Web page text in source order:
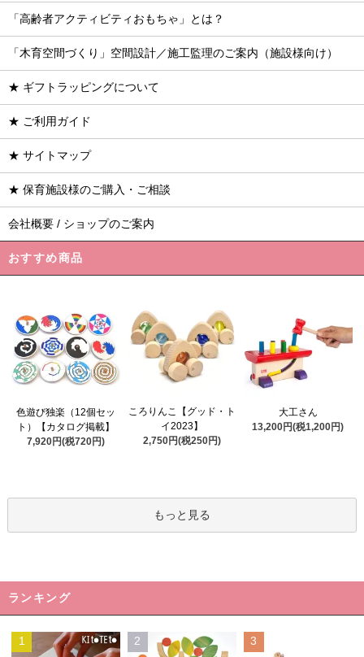
「高齢者アクティビティおもちゃ」とは？
「木育空間づくり」空間設計／施工監理のご案内（施設様向け）
★ ギフトラッピングについて
★ ご利用ガイド
★ サイトマップ
★ 保育施設様のご購入・ご相談
会社概要 / ショップのご案内
おすすめ商品
色遊び独楽（12個セッ
ト）【カタログ掲載】
7,920円(税720円)
ころりんこ【グッド・ト
イ2023】
2,750円(税250円)
大工さん
13,200円(税1,200円)
もっと見る
ランキング
1 2 3